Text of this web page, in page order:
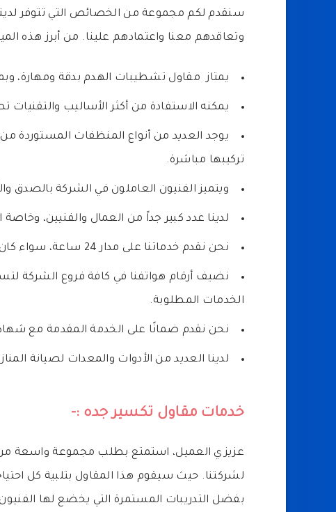
سنقدم لكم مجموعة من الخصائص التي تتوفر
وتعاقدهم معنا واعتمادهم علينا. من أبرز هذه
يمتاز مقاول تشطيبات الهدم بدقة ومهارة،
يمكنه الاستفادة من أكثر الأساليب
يوجد العديد من أنواع المنظفات المستوردة
تركيبها مباشرة.
ويتميز الفنيون العاملون في الشركة بالصدق
لدينا عدد كبير جداً من العمال والفنيين،
نحن نقدم خدماتنا على مدار 24 ساعة، سواء كان ذلك في الليل أو النهار.
نضيف أرقام هواتفنا في كافة فروع الشركة
الخدمات المطلوبة.
نحن نقدم ضمانًا على الخدمة المقدمة مع
لدينا العديد من الأدوات والمعدات لصيانة
خدمات مقاول تكسير جده :-
عزيزي العميل، استمتع بطلب مجموعة واسعة من
لشركتنا. حيث سيقوم هذا المقاول بتلبية كل